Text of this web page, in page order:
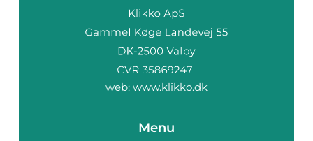
web: www.klikko.dk
Menu